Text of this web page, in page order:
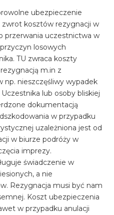
ubezpieczenie
kosztów rezygnacji w
przerwania uczestnictwa w
losowych
TU zwraca koszty
m.in z
np. nieszczęśliwy wypadek
lub osoby bliskiej
dokumentacją
w przypadku
uzależniona jest od
w biurze podróży w
imprezy.
świadczenie w
a nie
Rezygnacja musi być nam
Koszt ubezpieczenia
w przypadku anulacji